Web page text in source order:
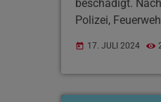
beschädigt.
Polizei,
zuständigen
gesichert und
today 17. JULI 2024